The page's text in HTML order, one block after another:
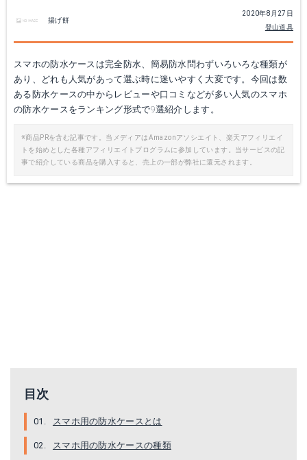
2020年8月27日
登山道具
揚げ餅
スマホの防水ケースは完全防水、簡易防水問わずいろいろな種類が
あり、どれも人気があって選ぶ時に迷いやすく大変です。今回は数
ある防水ケースの中からレビューや口コミなどが多い人気のスマホ
の防水ケースをランキング形式で9選紹介します。
※商品PRを含む記事です。当メディアはAmazonアソシエイト、楽天アフィリエイ
トを始めとした各種アフィリエイトプログラムに参加しています。当サービスの記
事で紹介している商品を購入すると、売上の一部が弊社に還元されます。
目次
スマホ用の防水ケースとは
スマホ用の防水ケースの種類
iPhone8 防水ケース iPhone7ケース iPhone8 Plus 防水ケース iPhone7 Plus スマホケース アイフォン8 アイフォン7 防水カバー 防水 携帯 ケース 海 温泉 プール お風呂 写真 水中撮影 ダイビング 水中通話 防水パック
楽天で詳細を見る 楽天で詳細を見る